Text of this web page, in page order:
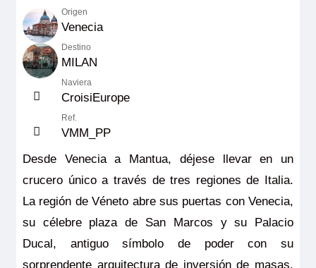
Origen
Venecia
Destino
MILAN
Naviera
CroisiEurope
Ref.
VMM_PP
Desde Venecia a Mantua, déjese llevar en un
crucero único a través de tres regiones de Italia.
La región de Véneto abre sus puertas con Venecia,
su célebre plaza de San Marcos y su Palacio
Ducal, antiguo símbolo de poder con su
sorprendente arquitectura de inversión de masas.